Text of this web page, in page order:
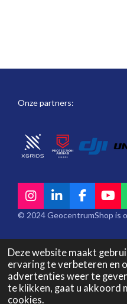
Deze website maakt
ervaring te verbeteren en
advertenties weer te
te klikken, gaat u akkoord
cookies.
Onze partners:
I
n
t
a
g
r
a
m
L
i
k
e
d
I
n
F
a
e
b
o
o
k
Y
o
T
u
b
e
© 2024 GeocentrumShop is